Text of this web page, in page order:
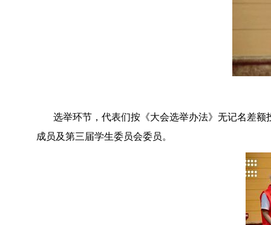
选举环节，代表们按《大会选举办法》无记名差额
成员及第三届学生委员会委员。